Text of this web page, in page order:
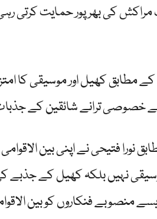
مراکش کی بھرپور حمایت کرتی
مطابق کھیل اور موسیقی کا
خصوصی ترانے شائقین کے
نورا فتیحی نے اپنی بین
نہیں بلکہ کھیل کے جذبے کی
منصوبے فنکاروں کو بین